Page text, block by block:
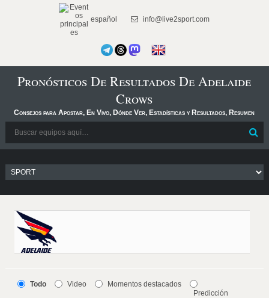
español info@live2sport.com
Pronósticos De Resultados De Adelaide
Crows
Consejos para Apostar, En Vivo, Dónde Ver, Estadísticas y Resultados, Resumen
Todo Video
Momentos destacados
Predicción